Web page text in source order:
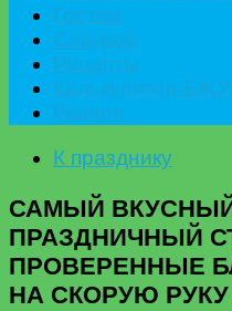
К празднику
САМЫЙ
ПРАЗДНИЧНЫЙ
ПРОВЕРЕННЫЕ
НА СКОРУЮ